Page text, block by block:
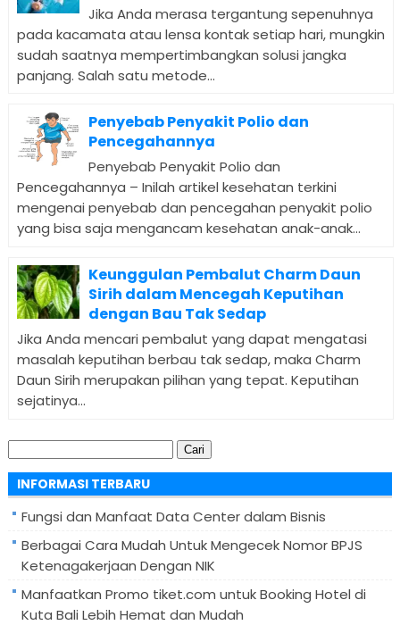
Jika Anda merasa tergantung sepenuhnya
pada kacamata atau lensa kontak setiap hari, mungkin
sudah saatnya mempertimbangkan solusi jangka
panjang. Salah satu metode...
Penyebab Penyakit Polio dan
Pencegahannya
Penyebab Penyakit Polio dan
Pencegahannya – Inilah artikel kesehatan terkini
mengenai penyebab dan pencegahan penyakit polio
yang bisa saja mengancam kesehatan anak-anak...
Keunggulan Pembalut Charm Daun
Sirih dalam Mencegah Keputihan
dengan Bau Tak Sedap
Jika Anda mencari pembalut yang dapat mengatasi
masalah keputihan berbau tak sedap, maka Charm
Daun Sirih merupakan pilihan yang tepat. Keputihan
sejatinya...
Cari
untuk:
INFORMASI TERBARU
Fungsi dan Manfaat Data Center dalam Bisnis
Berbagai Cara Mudah Untuk Mengecek Nomor BPJS
Ketenagakerjaan Dengan NIK
Manfaatkan Promo tiket.com untuk Booking Hotel di
Kuta Bali Lebih Hemat dan Mudah